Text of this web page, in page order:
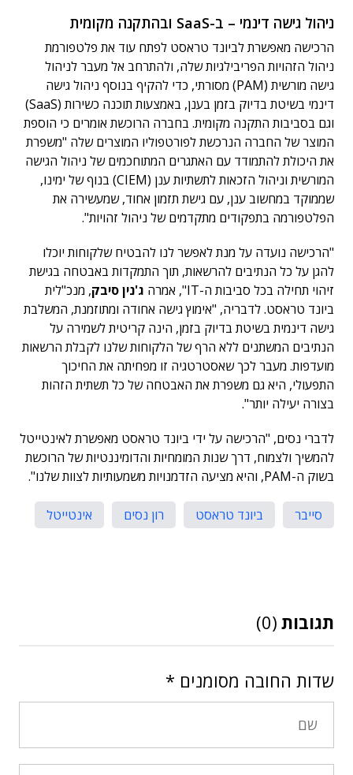
ניהול גישה דינמי – ב-SaaS ובהתקנה מקומית
הרכישה מאפשרת לביונד טראסט לפתח עוד את פלטפורמת
ניהול הזהויות הפריבילגיות שלה, ולהתרחב אל מעבר לניהול
גישה מורשית (PAM) מסורתי, כדי להקיף בנוסף ניהול גישה
דינמי בשיטת בדיוק בזמן בענן, באמצעות תוכנה כשירות (SaaS)
וגם בסביבות התקנה מקומית. בחברה הרוכשת אומרים כי הוספת
המוצר של החברה הנרכשת לפורטפוליו המוצרים שלה "משפרת
את היכולת להתמודד עם האתגרים המתוחכמים של ניהול הגישה
המורשית וניהול הזכאות לתשתיות ענן (CIEM) בנוף של ימינו,
שממוקד במחשוב ענן, עם גישת תזמון אחוד, שמעשירה את
הפלטפורמה בתפקודים מתקדמים של ניהול זהויות".
"הרכישה נועדה על מנת לאפשר לנו להבטיח שלקוחות יוכלו
להגן על כל הנתיבים להרשאות, תוך התמקדות באבטחה בגישת
זיהוי תחילה בכל סביבות ה-IT", אמרה
ג'נין סיבק, מנכ"לית
ביונד טראסט. לדבריה, "אימוץ גישה אחודה ומתוזמנת, המשלבת
גישה דינמית בשיטת בדיוק בזמן, הינה קריטית לשמירה על
הנתיבים המשתנים ללא הרף של הלקוחות שלנו לקבלת הרשאות
מועדפות. מעבר לכך שאסטרטגיה זו מפחיתה את החיכוך
התפעולי, היא גם משפרת את האבטחה של כל תשתית הזהות
בצורה יעילה יותר".
לדברי נסים, "הרכישה על ידי ביונד טראסט מאפשרת לאינטייטל
להמשיך ולצמוח, דרך שנות המומחיות והדומיננטיות של הרוכשת
בשוק ה-PAM, והיא מציעה הזדמנויות משמעותיות לצוות שלנו".
סייבר ביונד טראסט רון נסים אינטייטל
תגובות (0)
שדות החובה מסומנים *